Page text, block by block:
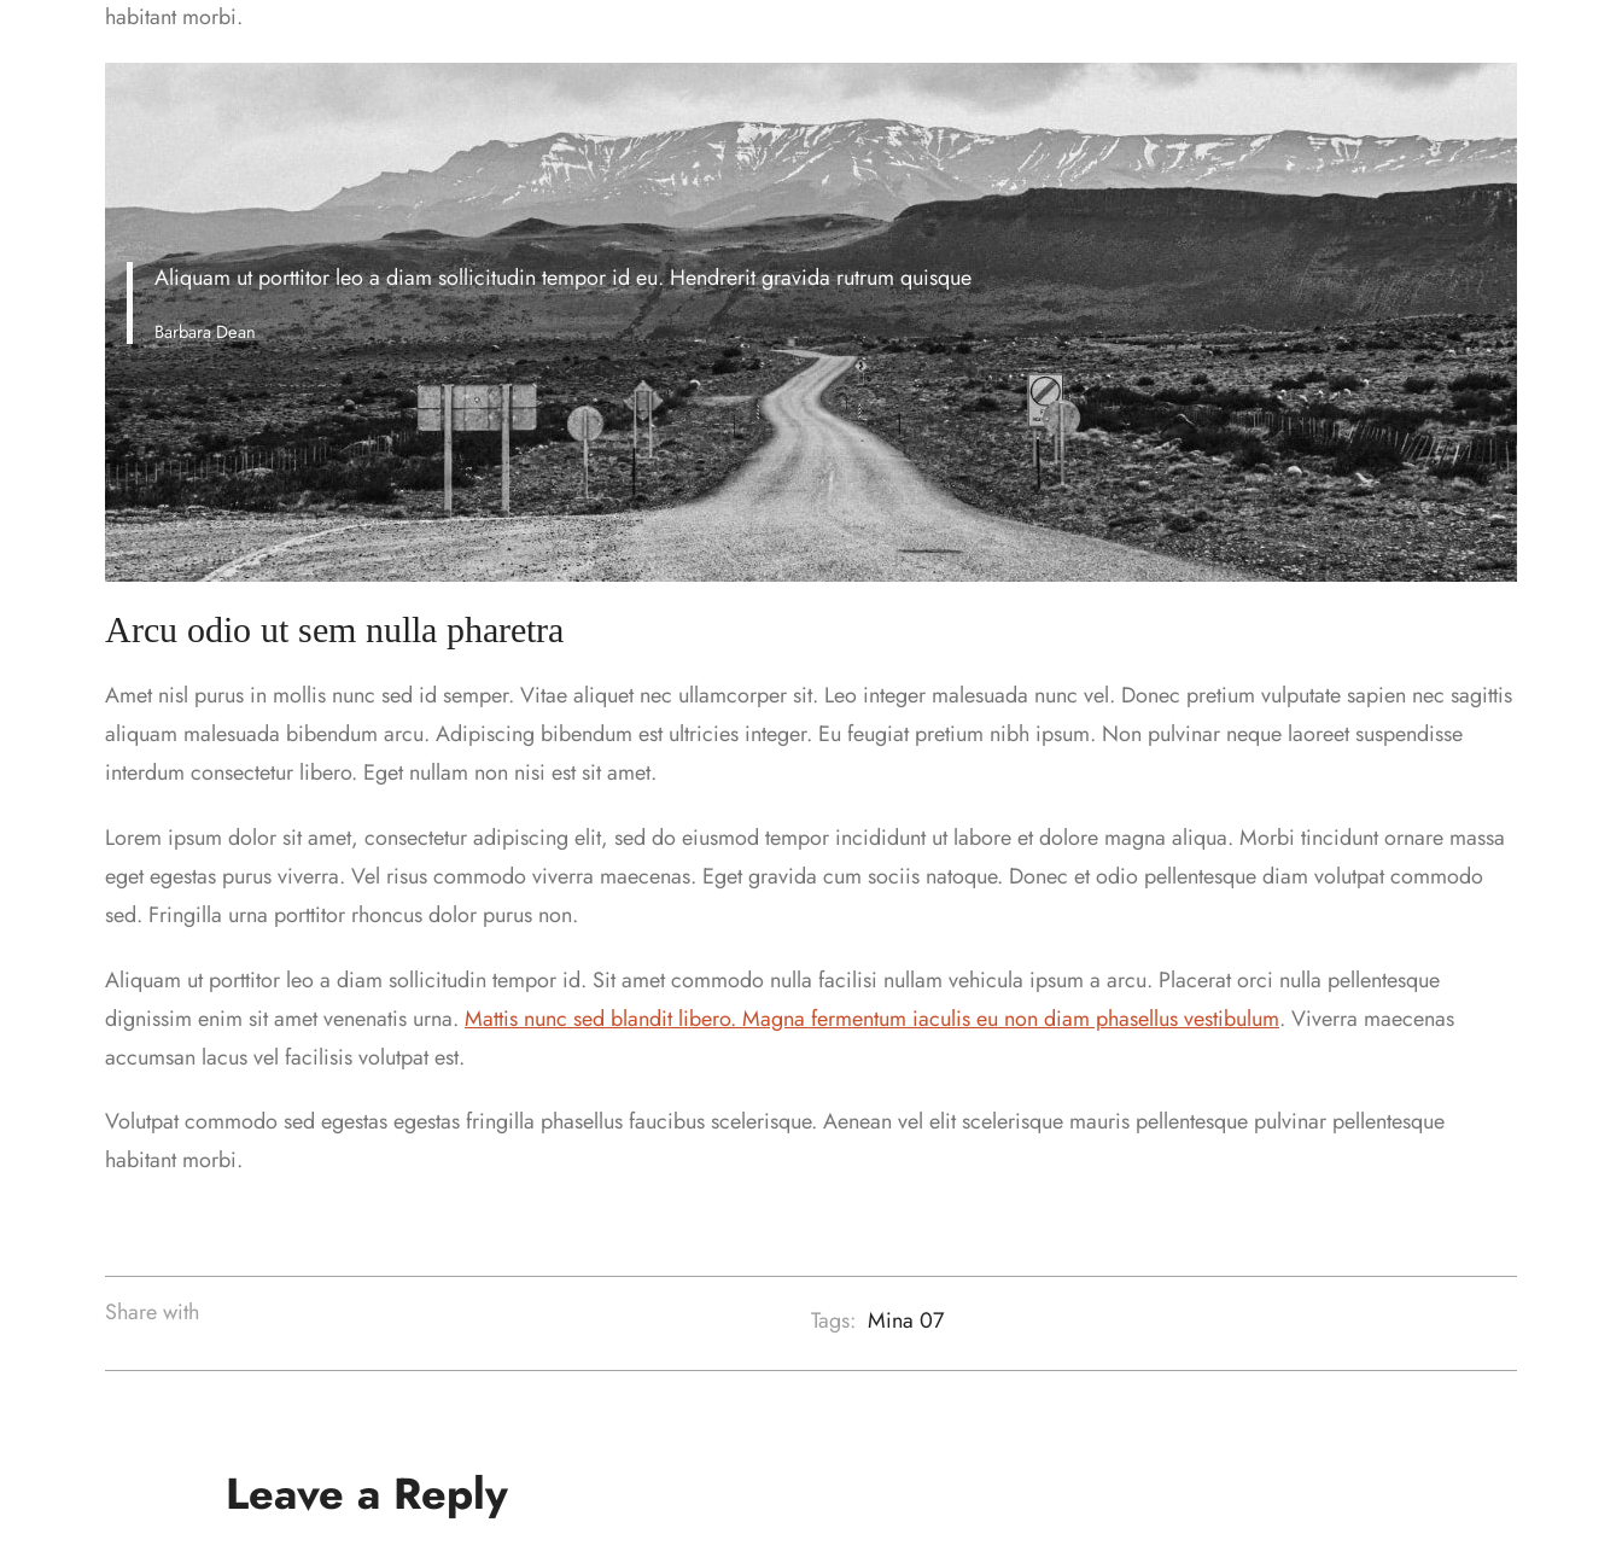
habitant morbi.
Aliquam ut porttitor leo a diam sollicitudin tempor id eu. Hendrerit gravida rutrum quisque
Barbara Dean
Arcu odio ut sem nulla pharetra
Amet nisl purus in mollis nunc sed id semper. Vitae aliquet nec ullamcorper sit. Leo integer malesuada nunc vel. Donec pretium vulputate sapien nec sagittis
aliquam malesuada bibendum arcu. Adipiscing bibendum est ultricies integer. Eu feugiat pretium nibh ipsum. Non pulvinar neque laoreet suspendisse
interdum consectetur libero. Eget nullam non nisi est sit amet.
Lorem ipsum dolor sit amet, consectetur adipiscing elit, sed do eiusmod tempor incididunt ut labore et dolore magna aliqua. Morbi tincidunt ornare massa
eget egestas purus viverra. Vel risus commodo viverra maecenas. Eget gravida cum sociis natoque. Donec et odio pellentesque diam volutpat commodo
sed. Fringilla urna porttitor rhoncus dolor purus non.
Aliquam ut porttitor leo a diam sollicitudin tempor id. Sit amet commodo nulla facilisi nullam vehicula ipsum a arcu. Placerat orci nulla pellentesque
dignissim enim sit amet venenatis urna. Mattis nunc sed blandit libero. Magna fermentum iaculis eu non diam phasellus vestibulum. Viverra maecenas
accumsan lacus vel facilisis volutpat est.
Volutpat commodo sed egestas egestas fringilla phasellus faucibus scelerisque. Aenean vel elit scelerisque mauris pellentesque pulvinar pellentesque
habitant morbi.
Share with Tags: Mina 07
Leave a Reply